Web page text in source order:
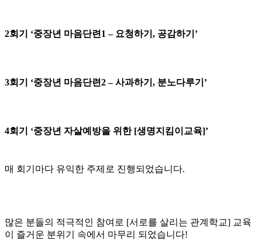
2회기 ‘중장년 마음단련1 – 요청하기, 공감하기’
3회기 ‘중장년 마음단련2 – 사과하기, 분노다루기’
4회기 ‘중장년 자살예방을 위한 [생명지킴이교육]’
매 회기마다 유익한 주제로 진행되었습니다.
많은 분들의 적극적인 참여로 [서로를 살리는 관계학교] 교육
이 즐거운 분위기 속에서 마무리 되었습니다!